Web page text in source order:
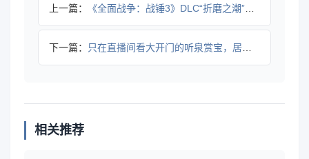
上一篇： 《全面战争：战锤3》DLC“折磨之潮”试玩报告：落日余晖
下一篇： 只在直播间看大开门的听泉赏宝，居然亲自去探墓摸金了？
相关推荐